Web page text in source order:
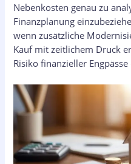
Nebenkosten genau zu
Finanzplanung
wenn zusätzliche
Kauf mit zeitlichem Druck
Risiko finanzieller